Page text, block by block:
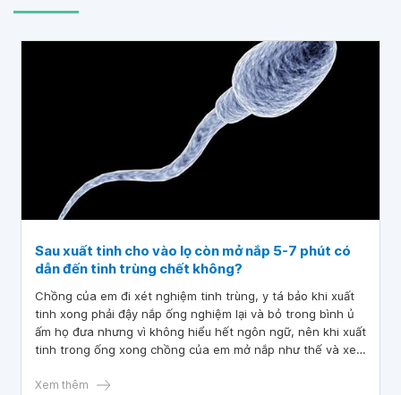
Sau xuất tinh cho vào lọ còn mở nắp 5-7 phút có
dẫn đến tinh trùng chết không?
Chồng của em đi xét nghiệm tinh trùng, y tá bảo khi xuất
tinh xong phải đậy nắp ống nghiệm lại và bỏ trong bình ủ
ấm họ đưa nhưng vì không hiểu hết ngôn ngữ, nên khi xuất
tinh trong ống xong chồng của em mở nắp như thế và xem
tinh trùng sống 0%. Vậy bác sĩ cho em hỏi sau xuất tinh
Xem thêm